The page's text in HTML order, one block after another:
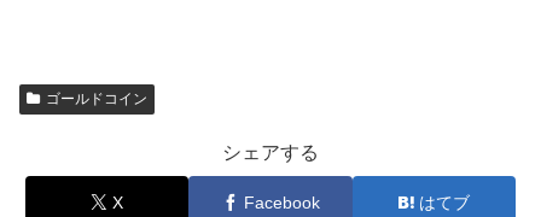
ゴールドコイン
シェアする
X Facebook はてブ